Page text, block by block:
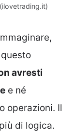
avresti
e né
operazioni. Il
di logica.